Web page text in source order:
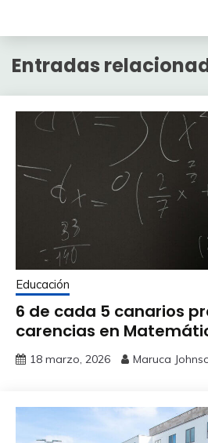
Entradas
Educación
6 de cada 5 canarios
carencias en
18 marzo, 2026 Maruca